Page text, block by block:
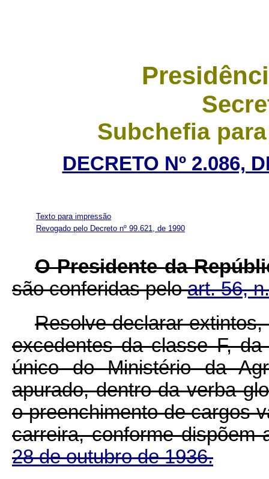
Subchefia
DECRETO Nº 2.086,
Texto para impressão
Revogado pelo Decreto nº 99.621, de 1990
O Presidente da
são conferidas peloart. 56,
Resolve declarar
excedentes da classe F,
único do Ministério da
apurado, dentro da verba
o preenchimento de cargos
carreira, conforme dispõem
28 de outubro de 1936.